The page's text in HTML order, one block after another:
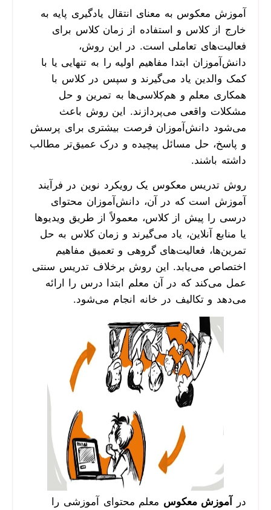
آموزش معکوس به معنای انتقال یادگیری پایه به
خارج از کلاس و استفاده از زمان کلاس برای
فعالیت‌های تعاملی است. در این روش،
دانش‌آموزان ابتدا مفاهیم اولیه را به تنهایی یا با
کمک والدین یاد می‌گیرند و سپس در کلاس با
همکاری معلم و هم‌کلاسی‌ها به تمرین و حل
مشکلات واقعی می‌پردازند. این روش باعث
می‌شود دانش‌آموزان فرصت بیشتری برای پرسش
و پاسخ، حل مسائل پیچیده و درک عمیق‌تر مطالب
داشته باشند.
روش تدریس معکوس یک رویکرد نوین در فرآیند
آموزش است که در آن، دانش‌آموزان محتوای
درسی را پیش از کلاس، معمولاً از طریق ویدیوها
یا منابع آنلاین، یاد می‌گیرند و زمان کلاس به حل
تمرین‌ها، فعالیت‌های گروهی و تعمیق مفاهیم
اختصاص می‌یابد. این روش برخلاف تدریس سنتی
عمل می‌کند که در آن معلم ابتدا درس را ارائه
می‌دهد و تکالیف در خانه انجام می‌شود.
در آموزش معکوس معلم محتوای آموزشی را